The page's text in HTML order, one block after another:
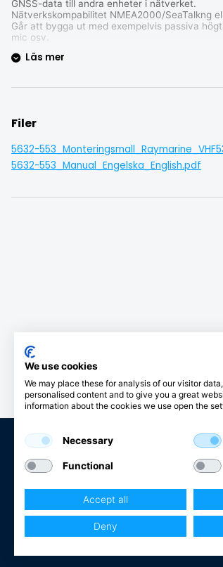
GNSS-data till andra enheter i nätverket.
Nätverkskompabilitet NMEA2000/SeaTalkng
Går att bygga ut med exempelvis passiva
mic osv.
Medföljer i förpackningen
Packning för infällt montage
Hållare för handmic
SeaTalkng blindplugg
SeaTalkng dropkabel 40cm
Läs mer
Filer
5632-
5632-553_Manual_Engelska_English.pdf
We use cookies
We may place these for analysis of our visitor
personalised content and to give you a great
information about the cookies we use open the
Necessary
Functional
Accept all
Deny